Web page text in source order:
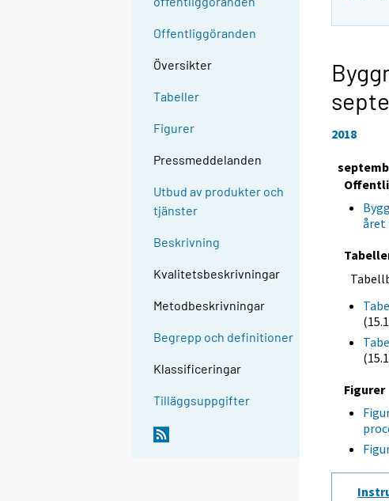
Offentliggöranden
Översikter
Tabeller
Figurer
Pressmeddelanden
Utbud av produkter och
tjänster
Beskrivning
Kvalitetsbeskrivningar
Metodbeskrivningar
Begrepp och definitioner
Klassificeringar
Tilläggsuppgifter
2018
året
Figurer